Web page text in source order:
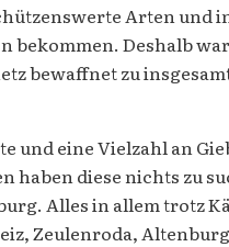
Arten und
Deshalb
bewaffnet zu
eine Vielzahl an
haben diese nichts zu
Alles in allem trotz
Zeulenroda, Altenburg